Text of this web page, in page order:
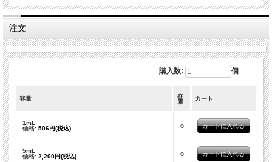
注文
購入数: 個
容量
在
庫
カート
1mL
価格: 506円(税込) ○
5mL
価格: 2,200円(税込) ○